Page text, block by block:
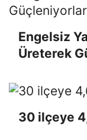
Engelsiz
Üreterek
30 ilçeye